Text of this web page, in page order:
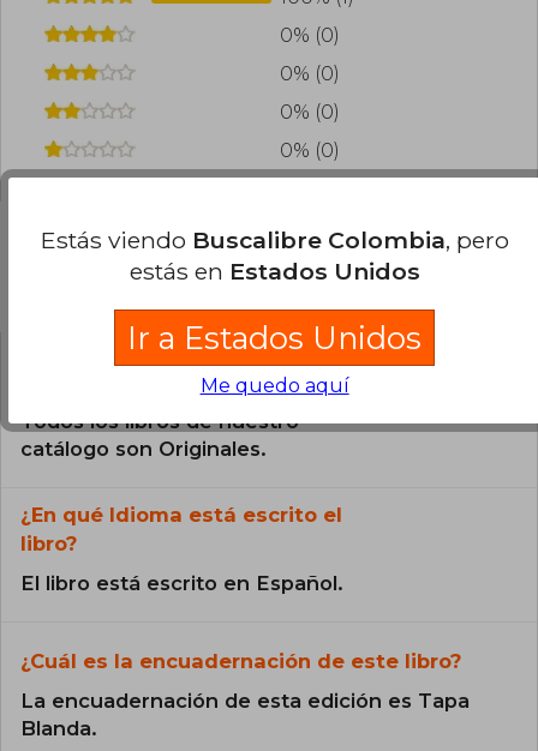
0% (0)
0% (0)
0% (0)
0% (0)
¿El libro es original?
Todos los libros de nuestro
catálogo son Originales.
¿En qué Idioma está escrito el
libro?
El libro está escrito en Español.
¿Cuál es la encuadernación de este libro?
La encuadernación de esta edición es Tapa
Blanda.
Estás viendo Buscalibre Colombia, pero
estás en Estados Unidos
Ir a Estados Unidos
Me quedo aquí